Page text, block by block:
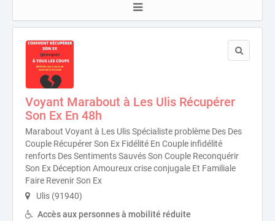
Voyant Marabout à Les Ulis Récupérer
Son Ex En 48h
Marabout Voyant à Les Ulis Spécialiste problème Des Des
Couple Récupérer Son Ex Fidélité En Couple infidélité
renforts Des Sentiments Sauvés Son Couple Reconquérir
Son Ex Déception Amoureux crise conjugale Et Familiale
Faire Revenir Son Ex
Ulis (91940)
Accès aux personnes à mobilité réduite